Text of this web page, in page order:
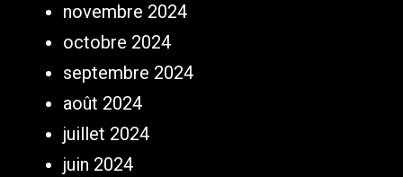
novembre 2024
octobre 2024
septembre 2024
août 2024
juillet 2024
juin 2024